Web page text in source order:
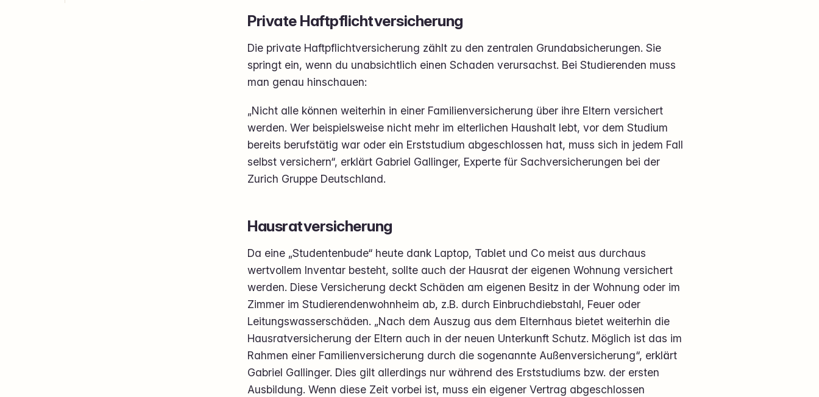
Private Haftpflichtversicherung
Die private Haftpflichtversicherung zählt zu den zentralen Grundabsicherungen. Sie
springt ein, wenn du unabsichtlich einen Schaden verursachst. Bei Studierenden muss
man genau hinschauen:
„Nicht alle können weiterhin in einer Familienversicherung über ihre Eltern versichert
werden. Wer beispielsweise nicht mehr im elterlichen Haushalt lebt, vor dem Studium
bereits berufstätig war oder ein Erststudium abgeschlossen hat, muss sich in jedem Fall
selbst versichern“, erklärt Gabriel Gallinger, Experte für Sachversicherungen bei der
Zurich Gruppe Deutschland.
Hausratversicherung
Da eine „Studentenbude“ heute dank Laptop, Tablet und Co meist aus durchaus
wertvollem Inventar besteht, sollte auch der Hausrat der eigenen Wohnung versichert
werden. Diese Versicherung deckt Schäden am eigenen Besitz in der Wohnung oder im
Zimmer im Studierendenwohnheim ab, z.B. durch Einbruchdiebstahl, Feuer oder
Leitungswasserschäden. „Nach dem Auszug aus dem Elternhaus bietet weiterhin die
Hausratversicherung der Eltern auch in der neuen Unterkunft Schutz. Möglich ist das im
Rahmen einer Familienversicherung durch die sogenannte Außenversicherung“, erklärt
Gabriel Gallinger. Dies gilt allerdings nur während des Erststudiums bzw. der ersten
Ausbildung. Wenn diese Zeit vorbei ist, muss ein eigener Vertrag abgeschlossen